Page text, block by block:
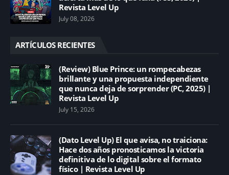
Revista Level Up
July 08, 2026
ARTÍCULOS RECIENTES
(Review) Blue Prince: un rompecabezas
brillante y una propuesta independiente
que nunca deja de sorprender (PC, 2025) |
Revista Level Up
July 15, 2026
(Dato Level Up) El que avisa, no traiciona:
Hace dos años pronosticamos la victoria
definitiva de lo digital sobre el formato
físico | Revista Level Up